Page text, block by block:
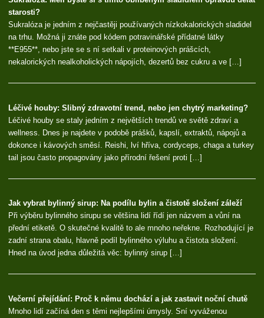
starosti?
Sukralóza je jedním z nejčastěji používaných nízkokalorických sladidel
na trhu. Možná ji znáte pod kódem potravinářské přídatné látky
**E955**, nebo jste se s ní setkali v proteinových prášcích,
nekalorických nealkoholických nápojích, dezertů bez cukru a ve […]
Léčivé houby: Slibný zdravotní trend, nebo jen chytrý marketing?
Léčivé houby se staly jedním z největších trendů ve světě zdraví a
wellness. Dnes je najdete v podobě prášků, kapslí, extraktů, nápojů a
dokonce i kávových směsí. Reishi, lví hříva, cordyceps, chaga a turkey
tail jsou často propagovány jako přírodní řešení proti […]
Jak vybrat bylinný sirup: Na podílu bylin a čistotě složení záleží
Při výběru bylinného sirupu se většina lidí řídí jen názvem a vůní na
přední etiketě. O skutečné kvalitě to ale mnoho neřekne. Rozhodující je
zadní strana obalu, hlavně podíl bylinného výluhu a čistota složení.
Hned na úvod jedna důležitá věc: bylinný sirup […]
Večerní přejídání: Proč k němu dochází a jak zastavit noční chutě
Mnoho lidí začíná den s těmi nejlepšími úmysly. Sní vyváženou